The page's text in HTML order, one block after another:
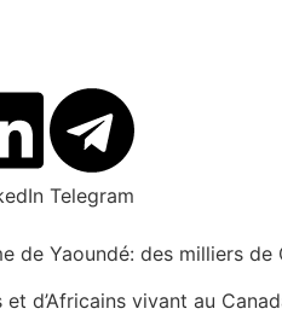
Telegram
de Yaoundé: des milliers
d’Africains vivant au